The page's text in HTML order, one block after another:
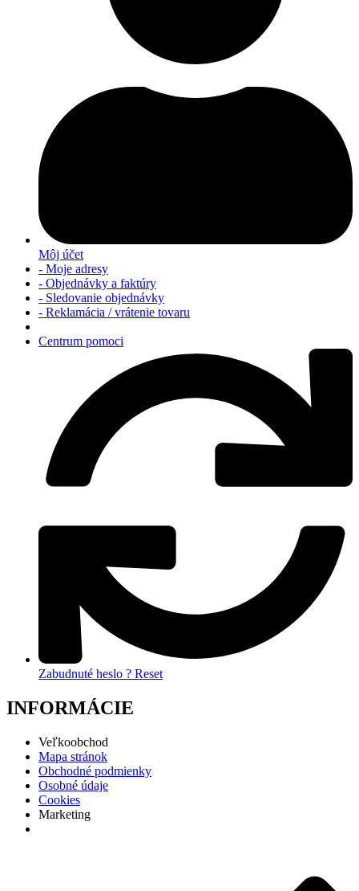
Môj účet
- Moje adresy
- Objednávky a faktúry
- Sledovanie objednávky
- Reklamácia / vrátenie tovaru
Centrum pomoci
Zabudnuté heslo ? Reset
INFORMÁCIE
Veľkoobchod
Mapa stránok
Obchodné podmienky
Osobné údaje
Cookies
Marketing